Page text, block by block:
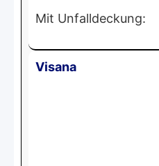
Mit Unfalldeckung:
Visana